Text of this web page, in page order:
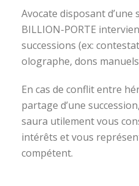
Avocate disposant
BILLION-PORTE
successions (ex:
olographe, dons
En cas de conflit entre
partage d’une
saura utilement vous
intérêts et vous
compétent.